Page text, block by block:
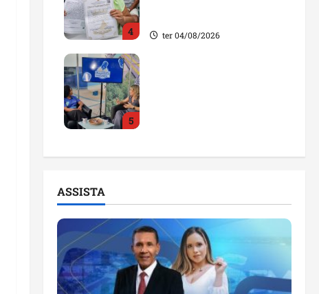
4 ter 04/08/2026
5
ASSISTA